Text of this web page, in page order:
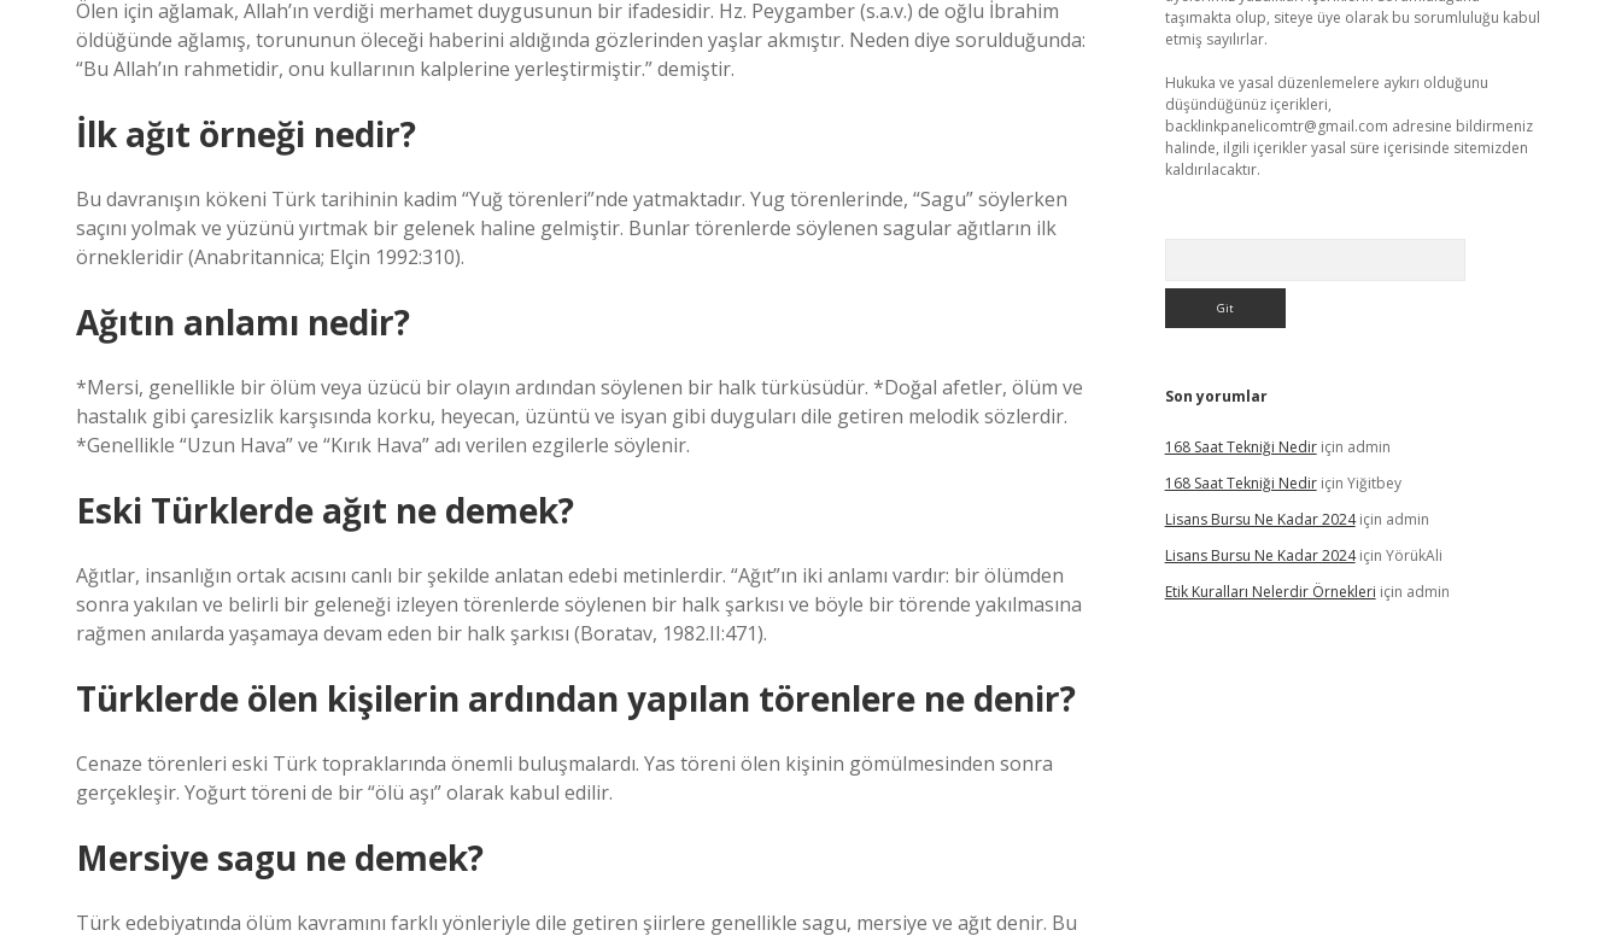
Ölen için ağlamak, Allah’ın verdiği merhamet duygusunun bir ifadesidir. Hz. Peygamber (s.a.v.) de oğlu İbrahim
öldüğünde ağlamış, torununun öleceği haberini aldığında gözlerinden yaşlar akmıştır. Neden diye sorulduğunda:
“Bu Allah’ın rahmetidir, onu kullarının kalplerine yerleştirmiştir.” demiştir.
İlk ağıt örneği nedir?
Bu davranışın kökeni Türk tarihinin kadim “Yuğ törenleri”nde yatmaktadır. Yug törenlerinde, “Sagu” söylerken
saçını yolmak ve yüzünü yırtmak bir gelenek haline gelmiştir. Bunlar törenlerde söylenen sagular ağıtların ilk
örnekleridir (Anabritannica; Elçin 1992:310).
Ağıtın anlamı nedir?
*Mersi, genellikle bir ölüm veya üzücü bir olayın ardından söylenen bir halk türküsüdür. *Doğal afetler, ölüm ve
hastalık gibi çaresizlik karşısında korku, heyecan, üzüntü ve isyan gibi duyguları dile getiren melodik sözlerdir.
*Genellikle “Uzun Hava” ve “Kırık Hava” adı verilen ezgilerle söylenir.
Eski Türklerde ağıt ne demek?
Ağıtlar, insanlığın ortak acısını canlı bir şekilde anlatan edebi metinlerdir. “Ağıt”ın iki anlamı vardır: bir ölümden
sonra yakılan ve belirli bir geleneği izleyen törenlerde söylenen bir halk şarkısı ve böyle bir törende yakılmasına
rağmen anılarda yaşamaya devam eden bir halk şarkısı (Boratav, 1982.II:471).
Türklerde ölen kişilerin ardından yapılan törenlere ne denir?
Cenaze törenleri eski Türk topraklarında önemli buluşmalardı. Yas töreni ölen kişinin gömülmesinden sonra
gerçekleşir. Yoğurt töreni de bir “ölü aşı” olarak kabul edilir.
Mersiye sagu ne demek?
Türk edebiyatında ölüm kavramını farklı yönleriyle dile getiren şiirlere genellikle sagu, mersiye ve ağıt denir. Bu
taşımakta olup, siteye üye olarak bu sorumluluğu kabul
etmiş sayılırlar.
Hukuka ve yasal düzenlemelere aykırı olduğunu
düşündüğünüz içerikleri,
backlinkpanelicomtr@gmail.com adresine bildirmeniz
halinde, ilgili içerikler yasal süre içerisinde sitemizden
kaldırılacaktır.
Son yorumlar
168 Saat Tekniği Nediriçin admin
168 Saat Tekniği Nediriçin Yiğitbey
Lisans Bursu Ne Kadar 2024için admin
Lisans Bursu Ne Kadar 2024için YörükAli
Etik Kuralları Nelerdir Örnekleri için admin